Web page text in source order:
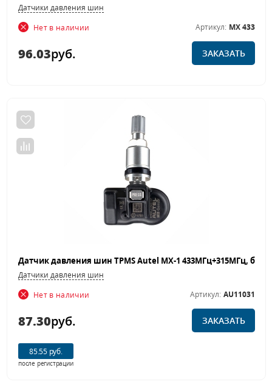
Датчики давления шин
Нет в наличии
Артикул: MX 433
96.03руб. ЗАКАЗАТЬ
Датчики давления шин
Нет в наличии
Артикул: AU11031
87.30руб. ЗАКАЗАТЬ
85.55 руб.
после регистрации